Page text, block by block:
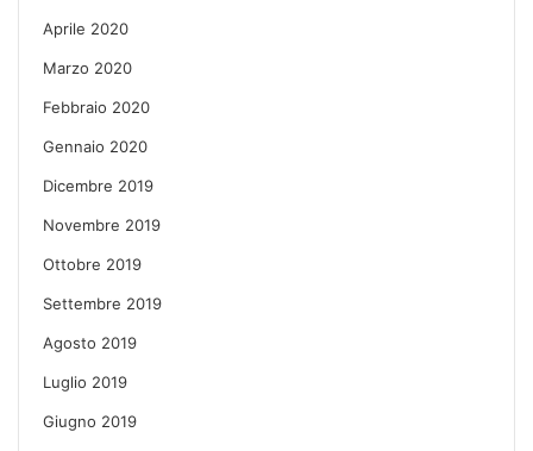
Aprile 2020
Marzo 2020
Febbraio 2020
Gennaio 2020
Dicembre 2019
Novembre 2019
Ottobre 2019
Settembre 2019
Agosto 2019
Luglio 2019
Giugno 2019